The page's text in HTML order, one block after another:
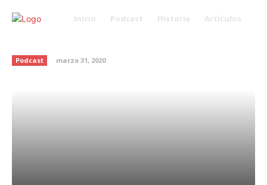
Inicio Podcast Historia Artículos
Podcast marzo 31, 2020